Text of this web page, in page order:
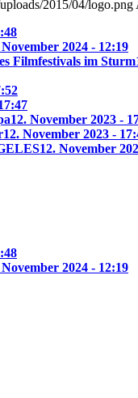
2015/04/logo.png
2024 - 12:19
Filmfestivals im Sturm
12. November 2023 -
12. November 2023 -
12. November
2024 - 12:19